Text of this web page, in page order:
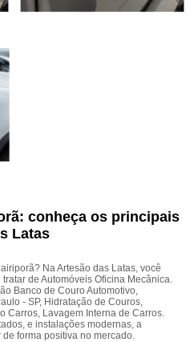
conheça os principais
Latas
Na Artesão das Latas, você
de Automóveis Oficina Mecânica.
Banco de Couro Automotivo,
- SP, Hidratação de Couros,
Carros, Lavagem Interna de Carros.
e instalações modernas, a
forma positiva no mercado.